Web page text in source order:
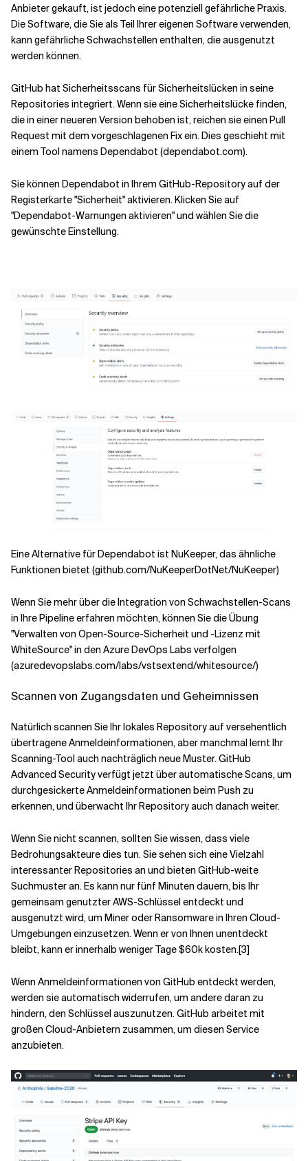
Anbieter gekauft, ist jedoch eine potenziell gefährliche Praxis.
Die Software, die Sie als Teil Ihrer eigenen Software verwenden,
kann gefährliche Schwachstellen enthalten, die ausgenutzt
werden können.
GitHub hat Sicherheitsscans für Sicherheitslücken in seine
Repositories integriert. Wenn sie eine Sicherheitslücke finden,
die in einer neueren Version behoben ist, reichen sie einen Pull
Request mit dem vorgeschlagenen Fix ein. Dies geschieht mit
einem Tool namens Dependabot (dependabot.com).
Sie können Dependabot in Ihrem GitHub-Repository auf der
Registerkarte "Sicherheit" aktivieren. Klicken Sie auf
"Dependabot-Warnungen aktivieren" und wählen Sie die
gewünschte Einstellung.
Eine Alternative für Dependabot ist NuKeeper, das ähnliche
Funktionen bietet (github.com/NuKeeperDotNet/NuKeeper)
Wenn Sie mehr über die Integration von Schwachstellen-Scans
in Ihre Pipeline erfahren möchten, können Sie die Übung
"Verwalten von Open-Source-Sicherheit und -Lizenz mit
WhiteSource" in den Azure DevOps Labs verfolgen
(azuredevopslabs.com/labs/vstsextend/whitesource/)
Scannen von Zugangsdaten und Geheimnissen
Natürlich scannen Sie Ihr lokales Repository auf versehentlich
übertragene Anmeldeinformationen, aber manchmal lernt Ihr
Scanning-Tool auch nachträglich neue Muster. GitHub
Advanced Security verfügt jetzt über automatische Scans, um
durchgesickerte Anmeldeinformationen beim Push zu
erkennen, und überwacht Ihr Repository auch danach weiter.
Wenn Sie nicht scannen, sollten Sie wissen, dass viele
Bedrohungsakteure dies tun. Sie sehen sich eine Vielzahl
interessanter Repositories an und bieten GitHub-weite
Suchmuster an. Es kann nur fünf Minuten dauern, bis Ihr
gemeinsam genutzter AWS-Schlüssel entdeckt und
ausgenutzt wird, um Miner oder Ransomware in Ihren Cloud-
Umgebungen einzusetzen. Wenn er von Ihnen unentdeckt
bleibt, kann er innerhalb weniger Tage $60k kosten.[3]
Wenn Anmeldeinformationen von GitHub entdeckt werden,
werden sie automatisch widerrufen, um andere daran zu
hindern, den Schlüssel auszunutzen. GitHub arbeitet mit
großen Cloud-Anbietern zusammen, um diesen Service
anzubieten.